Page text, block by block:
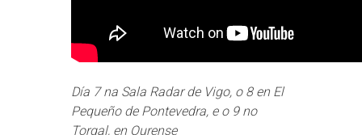
Día 7 na Sala Radar de Vigo, o 8 en El
Pequeño de Pontevedra, e o 9 no
Torgal, en Ourense